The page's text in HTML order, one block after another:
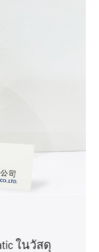
ในวัสดุ